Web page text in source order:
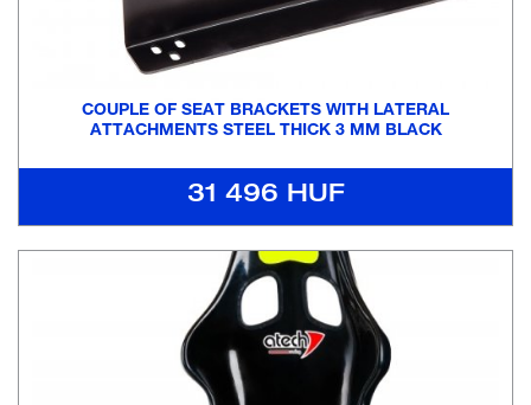
COUPLE OF SEAT BRACKETS WITH LATERAL
ATTACHMENTS STEEL THICK 3 MM BLACK
31 496 HUF